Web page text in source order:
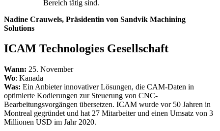
Bereich tätig sind.
Nadine Crauwels, Präsidentin von Sandvik Machining
Solutions
ICAM Technologies Gesellschaft
Wann: 25. November
Wo: Kanada
Was: Ein Anbieter innovativer Lösungen, die CAM-Daten in
optimierte Kodierungen zur Steuerung von CNC-
Bearbeitungsvorgängen übersetzen. ICAM wurde vor 50 Jahren in
Montreal gegründet und hat 27 Mitarbeiter und einen Umsatz von 3
Millionen USD im Jahr 2020.